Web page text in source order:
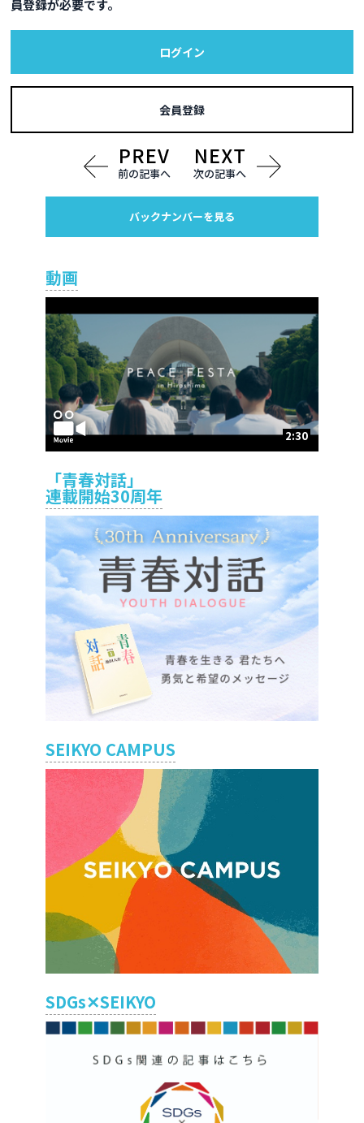
員登録が必要です。
ログイン
会員登録
前の記事へ 次の記事へ
バックナンバーを見る
動画
2:30
「青春対話」
連載開始30周年
SEIKYO CAMPUS
SDGs✕SEIKYO